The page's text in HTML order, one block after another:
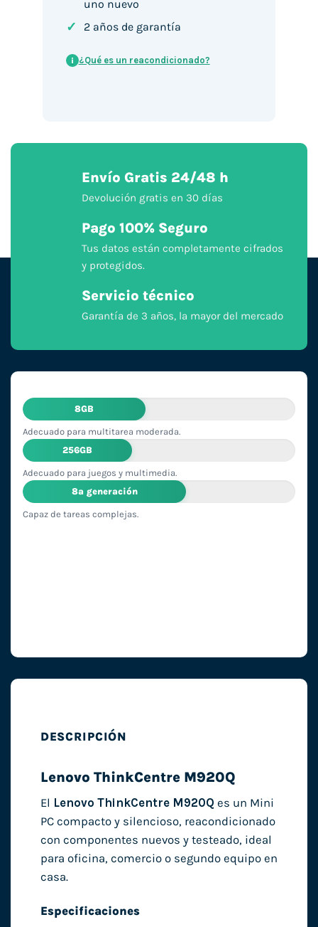
uno nuevo
✓ 2 años de garantía
i ¿Qué es un reacondicionado?
Envío Gratis 24/48 h
Devolución gratis en 30 días
Pago 100% Seguro
Tus datos están completamente cifrados
y protegidos.
Servicio técnico
Garantía de 3 años, la mayor del mercado
8GB
Adecuado para multitarea moderada.
256GB
Adecuado para juegos y multimedia.
8ª generación
Capaz de tareas complejas.
DESCRIPCIÓN
Lenovo ThinkCentre M920Q
El Lenovo ThinkCentre M920Q es un Mini
PC compacto y silencioso, reacondicionado
con componentes nuevos y testeado, ideal
para oficina, comercio o segundo equipo en
casa.
Especificaciones